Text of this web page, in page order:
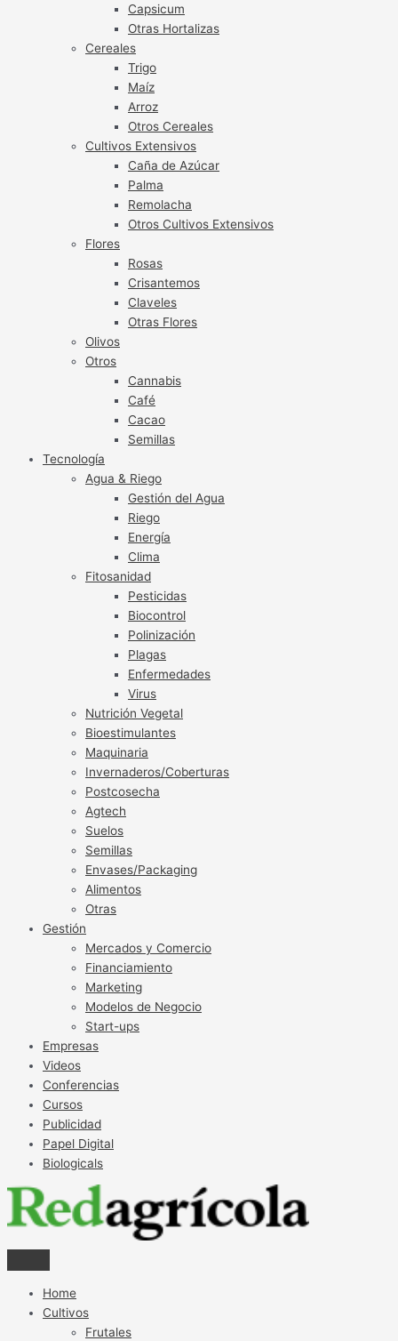
Capsicum
Otras Hortalizas
Cereales
Trigo
Maíz
Arroz
Otros Cereales
Cultivos Extensivos
Caña de Azúcar
Palma
Remolacha
Otros Cultivos Extensivos
Flores
Rosas
Crisantemos
Claveles
Otras Flores
Olivos
Otros
Cannabis
Café
Cacao
Semillas
Tecnología
Agua & Riego
Gestión del Agua
Riego
Energía
Clima
Fitosanidad
Pesticidas
Biocontrol
Polinización
Plagas
Enfermedades
Virus
Nutrición Vegetal
Bioestimulantes
Maquinaria
Invernaderos/Coberturas
Postcosecha
Agtech
Suelos
Semillas
Envases/Packaging
Alimentos
Otras
Gestión
Mercados y Comercio
Financiamiento
Marketing
Modelos de Negocio
Start-ups
Empresas
Videos
Conferencias
Cursos
Publicidad
Papel Digital
Biologicals
Home
Cultivos
Frutales